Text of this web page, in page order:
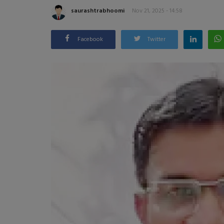
saurashtrabhoomi Nov 21, 2025 - 14:58
Facebook Twitter